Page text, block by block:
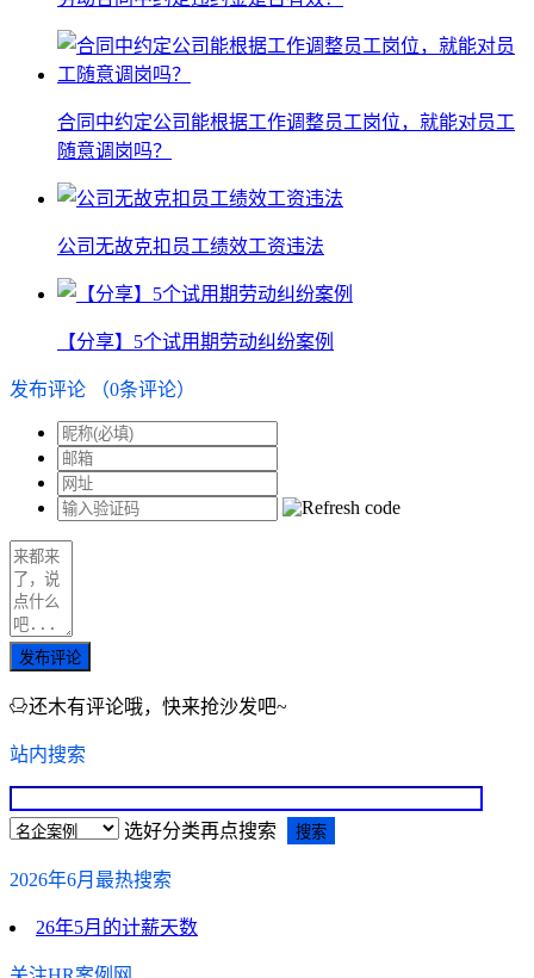
合同中约定公司能根据工作调整员工岗位，就能对员工
随意调岗吗？
公司无故克扣员工绩效工资违法
【分享】5个试用期劳动纠纷案例
发布评论 （0条评论）
发布评论
还木有评论哦，快来抢沙发吧~
站内搜索
选好分类再点搜索
2026年6月最热搜索
26年5月的计薪天数